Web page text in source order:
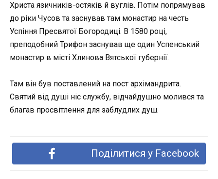
Христа язичників-остяків й вуглів. Потім попрямував
до ріки Чусов та заснував там монастир на честь
Успіння Пресвятої Богородиці. В 1580 році,
преподобний Трифон заснував ще один Успенський
монастир в місті Хлинова Вятської губернії.
Там він був поставлений на пост архімандрита.
Святий від душі ніс службу, відчайдушно молився та
благав просвітлення для заблудлих душ.
Поділитися у Facebook